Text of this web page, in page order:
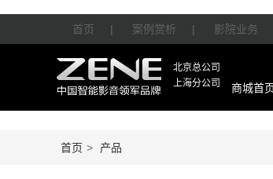
首页 | 案例赏析 | 影院业务
北京总公司
上海分公司
商城首
首页 > 产品